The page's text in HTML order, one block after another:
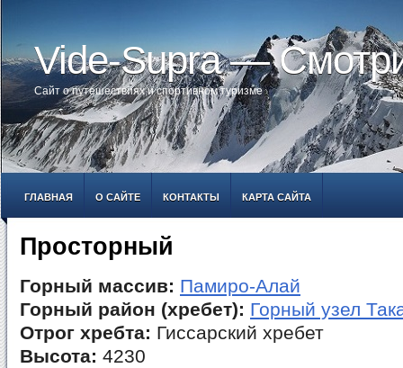
Vide-Supra —
Сайт о путешествиях и спортивном туризме
ГЛАВНАЯ О САЙТЕ КОНТАКТЫ КАРТА САЙТА
Просторный
Горный массив: Памиро-Алай
Горный район (хребет): Горный узел
Отрог хребта: Гиссарский хребет
Высота: 4230